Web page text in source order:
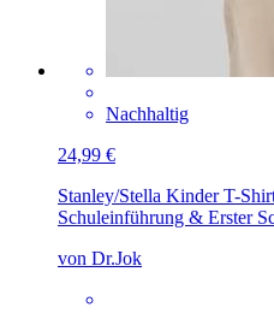
Nachhaltig
24,99 €
Stanley/Stella Kinder T-
Schuleinführung & Erster
von Dr.Jok